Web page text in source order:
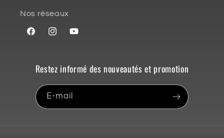
Nos réseaux
FacebookInstagramYouTube
Restez informé des nouveautés et promotion
E-mail